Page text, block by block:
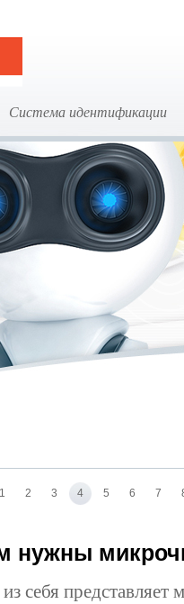
Система идентификации
1 2 3 4 5 6 7
нужны
себя представляет